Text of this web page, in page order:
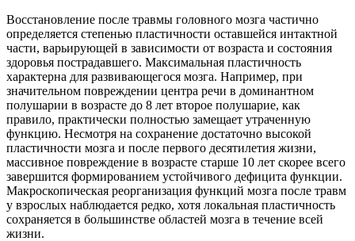
Восстановление после травмы головного мозга частично
определяется степенью пластичности оставшейся интактной
части, варьирующей в зависимости от возраста и состояния
здоровья пострадавшего. Максимальная пластичность
характерна для развивающегося мозга. Например, при
значительном повреждении центра речи в доминантном
полушарии в возрасте до 8 лет второе полушарие, как
правило, практически полностью замещает утраченную
функцию. Несмотря на сохранение достаточно высокой
пластичности мозга и после первого десятилетия жизни,
массивное повреждение в возрасте старше 10 лет скорее всего
завершится формированием устойчивого дефицита функции.
Макроскопическая реорганизация функций мозга после травм
у взрослых наблюдается редко, хотя локальная пластичность
сохраняется в большинстве областей мозга в течение всей
жизни.